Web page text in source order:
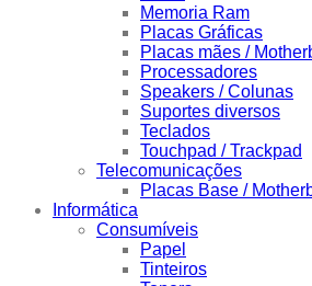
Memoria Ram
Placas Gráficas
Placas mães /
Processadores
Speakers / Colunas
Suportes diversos
Teclados
Touchpad / Trackpad
Telecomunicações
Placas Base /
Informática
Consumíveis
Papel
Tinteiros